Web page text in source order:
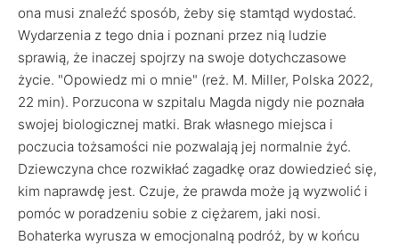
ona musi znaleźć sposób, żeby się stamtąd wydostać.
Wydarzenia z tego dnia i poznani przez nią ludzie
sprawią, że inaczej spojrzy na swoje dotychczasowe
życie. "Opowiedz mi o mnie" (reż. M. Miller, Polska 2022,
22 min). Porzucona w szpitalu Magda nigdy nie poznała
swojej biologicznej matki. Brak własnego miejsca i
poczucia tożsamości nie pozwalają jej normalnie żyć.
Dziewczyna chce rozwikłać zagadkę oraz dowiedzieć się,
kim naprawdę jest. Czuje, że prawda może ją wyzwolić i
pomóc w poradzeniu sobie z ciężarem, jaki nosi.
Bohaterka wyrusza w emocjonalną podróż, by w końcu